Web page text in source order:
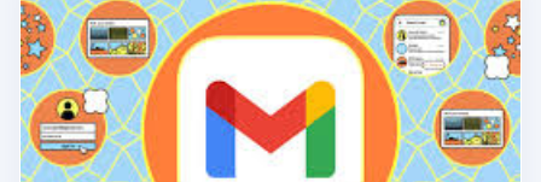
其他字母组合来创建独特的登录名称。例如，如果johnsmith
已经被占用，可以尝试“johnsmith123”或“john_smith”. 3. 保证
好记 在避免使用过于复杂的符号或组合的同时，选择的邮件地
址应该尽可能简洁易记，以便他人能够轻松地记住和输入。